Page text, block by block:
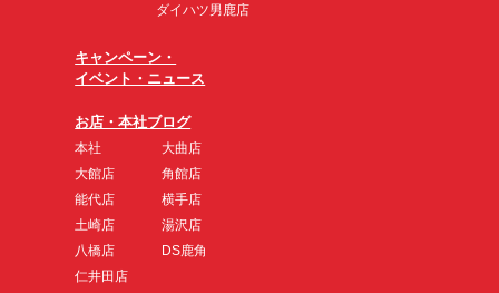
ダイハツ男鹿店
キャンペーン・
イベント・ニュース
お店・本社ブログ
本社
大館店
能代店
土崎店
八橋店
仁井田店
大曲店
角館店
横手店
湯沢店
DS鹿角